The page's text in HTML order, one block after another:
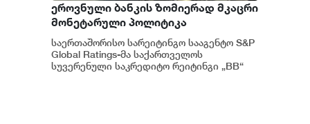
ეროვნული ბანკის ზომიერად მკაცრი
მონეტარული პოლიტიკა
ინფლაციური მოლოდინების
სათანადო დონეზე შენარჩუნებას
უწყობს ხელს - S&P Global Ratings
საერთაშორისო სარეიტინგო სააგენტო S&P
Global Ratings-მა საქართველოს
სუვერენული საკრედიტო რეიტინგი „BB“